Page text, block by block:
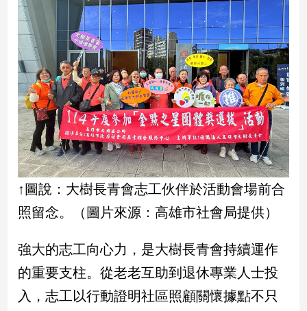
娛
樂
娛
樂
星
聞
流
行/
時
尚
追
生
活
↑圖說：大樹長青會志工伙伴於活動會場前合
照留念。（圖片來源：高雄市社會局提供）
強大的志工向心力，是大樹長青會持續運作
的重要支柱。從老老互助到退休專業人士投
入，志工以行動證明社區照顧關懷據點不只